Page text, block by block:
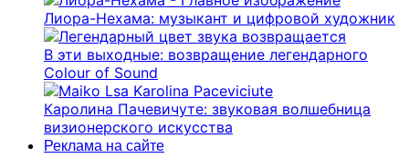
Лиора-Нехама: музыкант и цифровой художник
В эти выходные: возвращение легендарного
Colour of Sound
Каролина Пачевичуте: звуковая волшебница
визионерского искусства
Реклама на сайте